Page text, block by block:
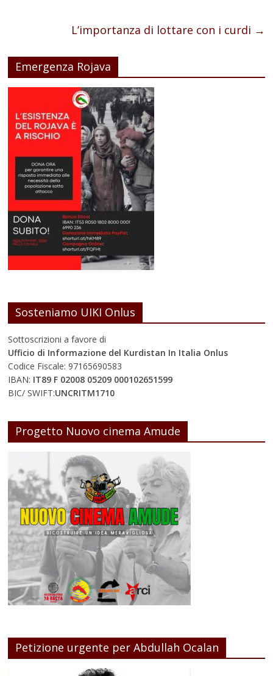
L’importanza di lottare con i curdi →
Emergenza Rojava
Sosteniamo UIKI Onlus
Sottoscrizioni a favore di
Ufficio di Informazione del Kurdistan In Italia Onlus
Codice Fiscale: 97165690583
IBAN: IT89 F 02008 05209 000102651599
BIC/ SWIFT:UNCRITM1710
Progetto Nuovo cinema Amude
Petizione urgente per Abdullah Ocalan